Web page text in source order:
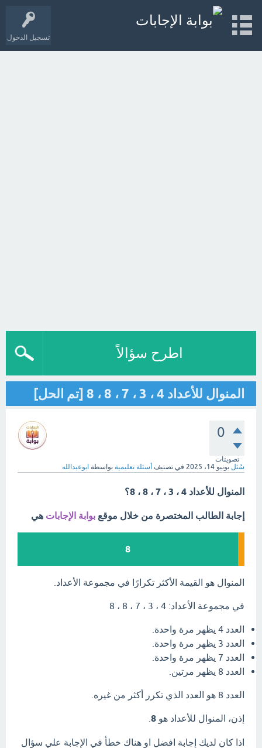
تسجيل الدخول
اطرح سؤالاً
المنوال للأعداد 4 ، 3 ، 7 ، 8 ، 8 [تم الحل]
0
تصويتات
سُئل يونيو 14، 2025 في تصنيف أسئلة تعليمية بواسطة ابوعبدالله
المنوال للأعداد 4 ، 3 ، 7 ، 8 ، 8؟
إجابة الطالب المختصرة من خلال موقع بوابة الإجابات هي
8
المنوال هو القيمة الأكثر تكرارًا في مجموعة الأعداد.
في مجموعة الأعداد: 4 ، 3 ، 7 ، 8 ، 8
العدد 4 يظهر مرة واحدة.
العدد 3 يظهر مرة واحدة.
العدد 7 يظهر مرة واحدة.
العدد 8 يظهر مرتين.
العدد 8 هو العدد الذي تكرر أكثر من غيره.
إذن، المنوال للأعداد هو 8
اذا كان لديك إجابة افضل او هناك خطأ في الإجابة علي سؤال